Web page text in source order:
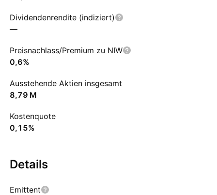
Dividendenrendite (indiziert)
—
Preisnachlass/Premium zu NIW
0,6%
Ausstehende Aktien insgesamt
‪8,79 M‬
Kostenquote
0,15%
Details
Emittent